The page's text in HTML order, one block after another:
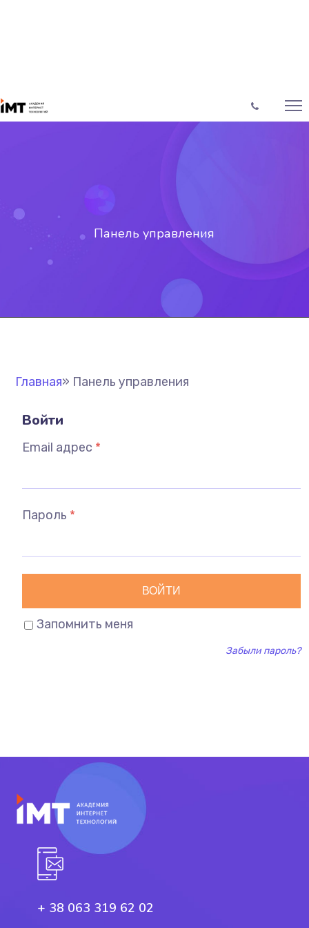
Панель управления
Главная» Панель управления
Войти
Email адрес *
Пароль *
ВОЙТИ
Запомнить меня
Забыли пароль?
+ 38 063 319 62 02